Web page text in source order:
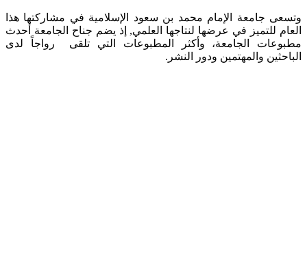
وتسعى جامعة الإمام محمد بن سعود الإسلامية في مشاركتها هذا
العام للتميز في عرضها لنتاجها العلمي, إذ يضم جناح الجامعة أحدث
مطبوعات الجامعة، وأكثر المطبوعات التي تلقى رواجاً لدى
الباحثين والمهتمين ودور النشر.